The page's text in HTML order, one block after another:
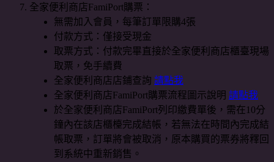
全家便利商店FamiPort購票：
無需加入會員，每筆訂單限購4張
付款方式：僅接受現金
取票方式：付款完畢直接於全家便利商店櫃臺現場
取票，免手續費
全家便利商店店鋪查詢 請點我
全家便利商店FamiPort購票流程圖示說明 請點我
於全家便利商店FamiPort列印繳費單後，需在10分
鐘內在該店櫃檯完成結帳，若無法在時間內完成結
帳取票，訂單將會被取消，原本購買的票券將釋回
到系統中重新銷售。